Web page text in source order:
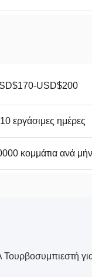
USD$200
εργάσιμες ημέρες
κομμάτια ανά
για